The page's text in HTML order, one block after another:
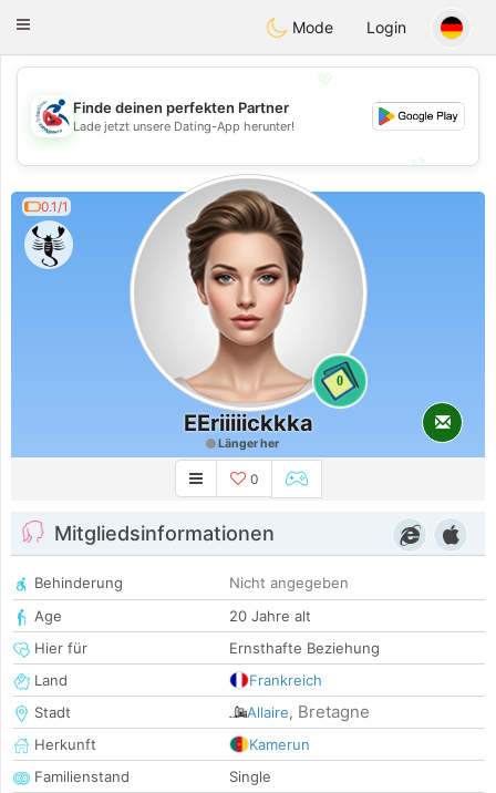
Handi Space
Toggle
Mode Login
💖
💕
Finde deinen perfekten Partner
Lade jetzt unsere Dating-App herunter!
0.1/1
0
EEriiiiickkka
Länger her
0
Mitgliedsinformationen
Behinderung
Nicht angegeben
Age
20 Jahre alt
Hier für
Ernsthafte Beziehung
Land
Frankreich
Stadt
Allaire, Bretagne
Herkunft
Kamerun
Familienstand
Single